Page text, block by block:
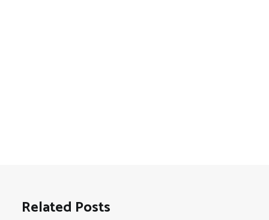
Related Posts